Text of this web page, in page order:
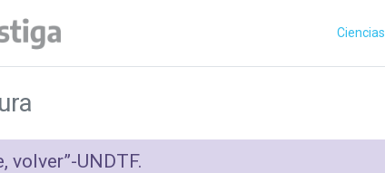
Ciencias
volver”-UNDTF.